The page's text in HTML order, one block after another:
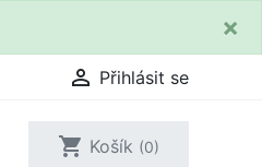
×
 Přihlásit se
shopping_cart Košík (0)